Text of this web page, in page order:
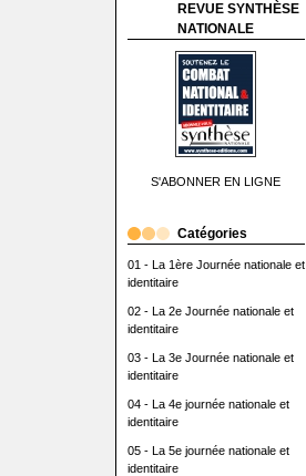
REVUE SYNTHÈSE
NATIONALE
S'ABONNER EN LIGNE
Catégories
01 - La 1ère Journée nationale et
identitaire
02 - La 2e Journée nationale et
identitaire
03 - La 3e Journée nationale et
identitaire
04 - La 4e journée nationale et
identitaire
05 - La 5e journée nationale et
identitaire